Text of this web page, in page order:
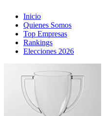
Inicio
Quienes Somos
Top Empresas
Rankings
Elecciones 2026